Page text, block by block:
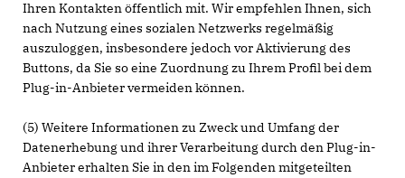
Ihren Kontakten öffentlich mit. Wir empfehlen Ihnen, sich
nach Nutzung eines sozialen Netzwerks regelmäßig
auszuloggen, insbesondere jedoch vor Aktivierung des
Buttons, da Sie so eine Zuordnung zu Ihrem Profil bei dem
Plug-in-Anbieter vermeiden können.
(5) Weitere Informationen zu Zweck und Umfang der
Datenerhebung und ihrer Verarbeitung durch den Plug-in-
Anbieter erhalten Sie in den im Folgenden mitgeteilten